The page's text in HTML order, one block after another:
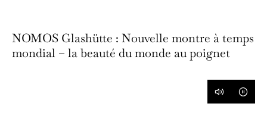
NOMOS Glashütte : Nouvelle montre à temps
mondial – la beauté du monde au poignet